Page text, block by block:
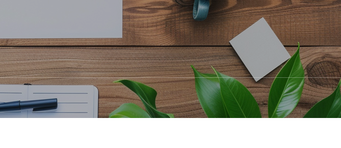
企業・組織向け講演等
オウンドメディアサービス
クリエティブサービス